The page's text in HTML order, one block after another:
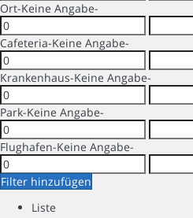
Ort-Keine Angabe-
Cafeteria-Keine Angabe-
Krankenhaus-Keine Angabe-
Park-Keine Angabe-
Flughafen-Keine Angabe-
Filter hinzufügen
Liste